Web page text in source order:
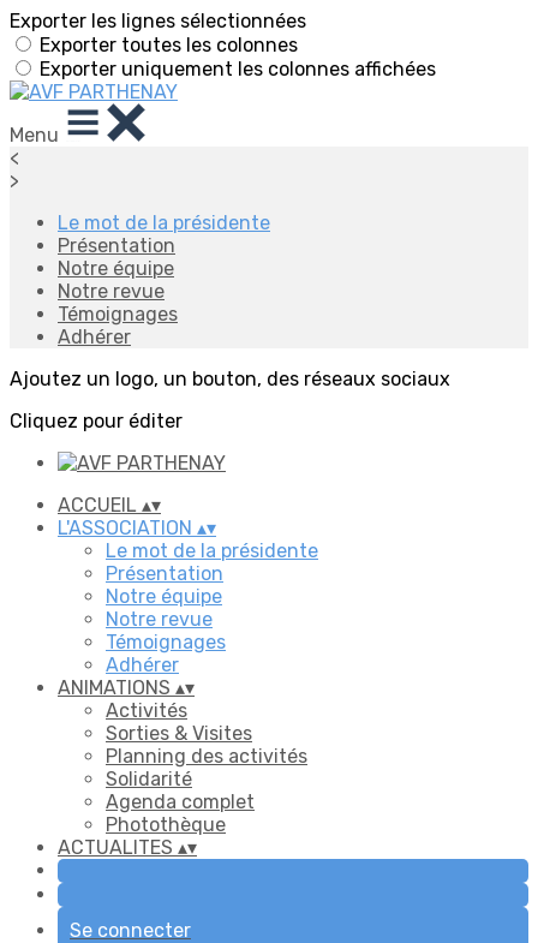
Exporter les lignes sélectionnées
Exporter toutes les colonnes
Exporter uniquement les colonnes affichées
Menu
<
>
Le mot de la présidente
Présentation
Notre équipe
Notre revue
Témoignages
Adhérer
Ajoutez un logo, un bouton, des réseaux sociaux
Cliquez pour éditer
ACCUEIL ▴▾
L'ASSOCIATION ▴▾
Le mot de la présidente
Présentation
Notre équipe
Notre revue
Témoignages
Adhérer
ANIMATIONS ▴▾
Activités
Sorties & Visites
Planning des activités
Solidarité
Agenda complet
Photothèque
ACTUALITES ▴▾
Se connecter